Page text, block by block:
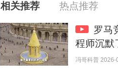
相关推荐 热点推荐
罗马
程师沉默
冯哥科普